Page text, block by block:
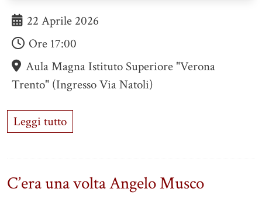
22 Aprile 2026
Ore 17:00
Aula Magna Istituto Superiore "Verona
Trento" (ingresso Via Natoli)
Leggi tutto
C’era una volta Angelo Musco